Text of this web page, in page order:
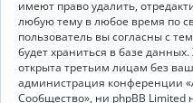
имеют право удалить,
любую тему в любое время по
пользователь вы согласны с
будет храниться в базе
открыта третьим лицам без
администрация конференции
Сообщество», ни phpBB Limited